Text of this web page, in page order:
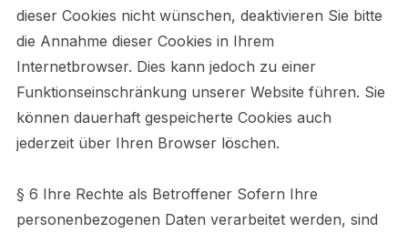
dieser Cookies nicht wünschen, deaktivieren Sie bitte
die Annahme dieser Cookies in Ihrem
Internetbrowser. Dies kann jedoch zu einer
Funktionseinschränkung unserer Website führen. Sie
können dauerhaft gespeicherte Cookies auch
jederzeit über Ihren Browser löschen.
§ 6 Ihre Rechte als Betroffener Sofern Ihre
personenbezogenen Daten verarbeitet werden, sind